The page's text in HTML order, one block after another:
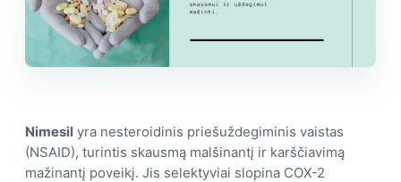
Nimesil yra nesteroidinis priešuždegiminis vaistas
(NSAID), turintis skausmą malšinantį ir karščiavimą
mažinantį poveikį. Jis selektyviai slopina COX-2